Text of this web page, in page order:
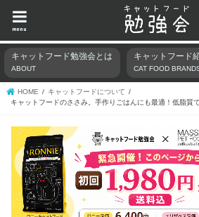
menu
キャットフード勉強会とは
ABOUT
キャットフード
CAT FOOD
HOME
キャットフードについて
キャットフードのささみ。手作りごはんにも最適！低脂質